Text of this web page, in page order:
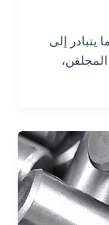
يتبادر إلى
المجلفن،